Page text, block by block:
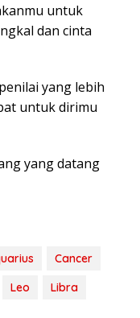
untuk
dan cinta
yang lebih
untuk dirimu
yang datang
Cancer
Leo
Libra